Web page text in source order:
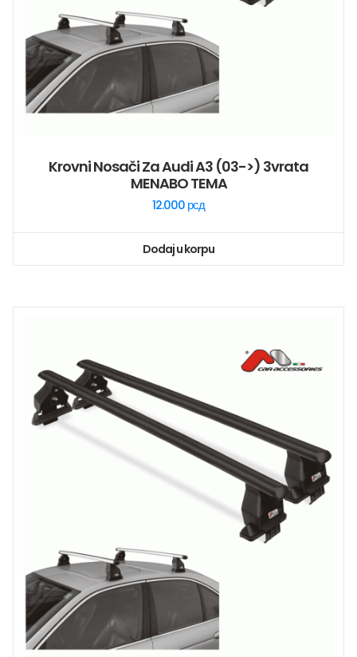
Krovni Nosači Za Audi A3 (03->) 3vrata
MENABO TEMA
12.000 рсд
Dodaj u korpu